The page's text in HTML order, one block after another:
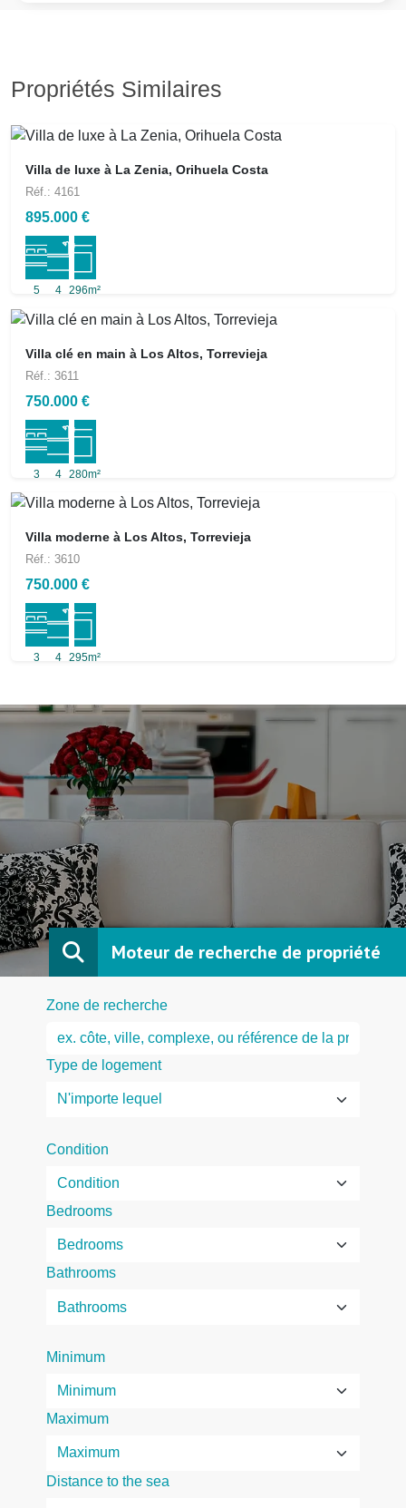
Propriétés Similaires
Villa de luxe à La Zenia, Orihuela Costa
Réf.: 4161
895.000 €
5 4 296m²
Villa clé en main à Los Altos, Torrevieja
Réf.: 3611
750.000 €
3 4 280m²
Villa moderne à Los Altos, Torrevieja
Réf.: 3610
750.000 €
3 4 295m²
Moteur de recherche de propriété
Zone de recherche
Type de logement
Condition
Bedrooms
Bathrooms
Minimum
Maximum
Distance to the sea